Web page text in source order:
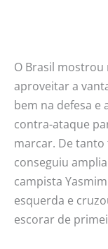
O Brasil
aproveitar a
bem na defesa e
contra-ataque
marcar. De
conseguiu
campista
esquerda e
escorar de